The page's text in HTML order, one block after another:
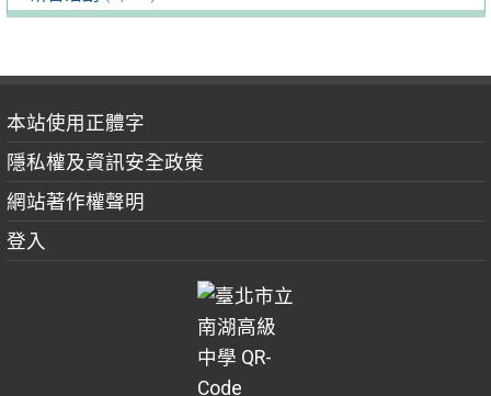
本站使用正體字
隱私權及資訊安全政策
網站著作權聲明
登入